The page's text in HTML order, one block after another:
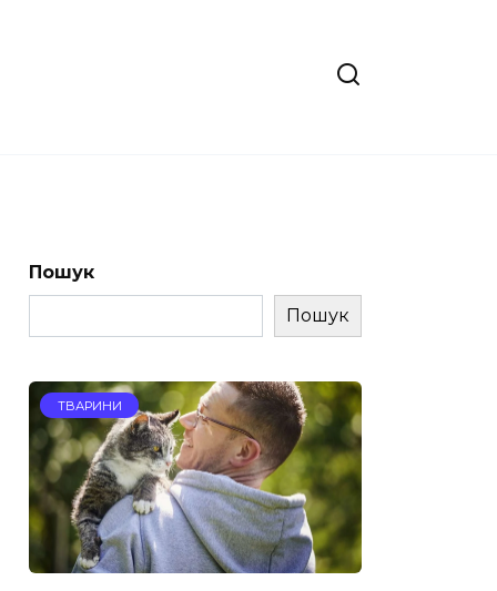
Пошук
Пошук
ТВАРИНИ